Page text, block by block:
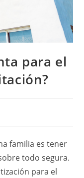
para el
familia es tener
todo segura.
para el